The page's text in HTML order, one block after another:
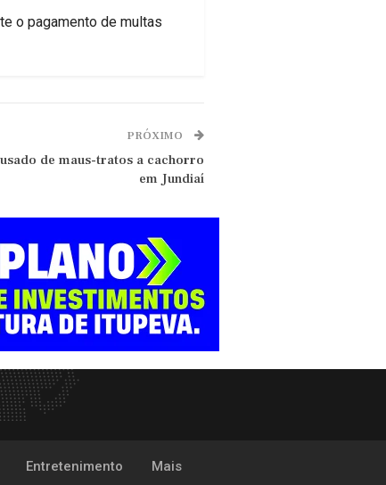
o pagamento de multas
PRÓXIMO
de maus-tratos a cachorro
em Jundiaí
Entretenimento Mais